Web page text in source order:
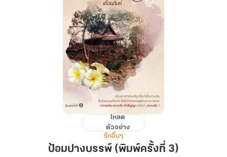
บรรพ์
โหลด
ตัวอย่าง
รักอื่นๆ
ป้อมปางบรรพ์ (พิมพ์ครั้งที่ 3)